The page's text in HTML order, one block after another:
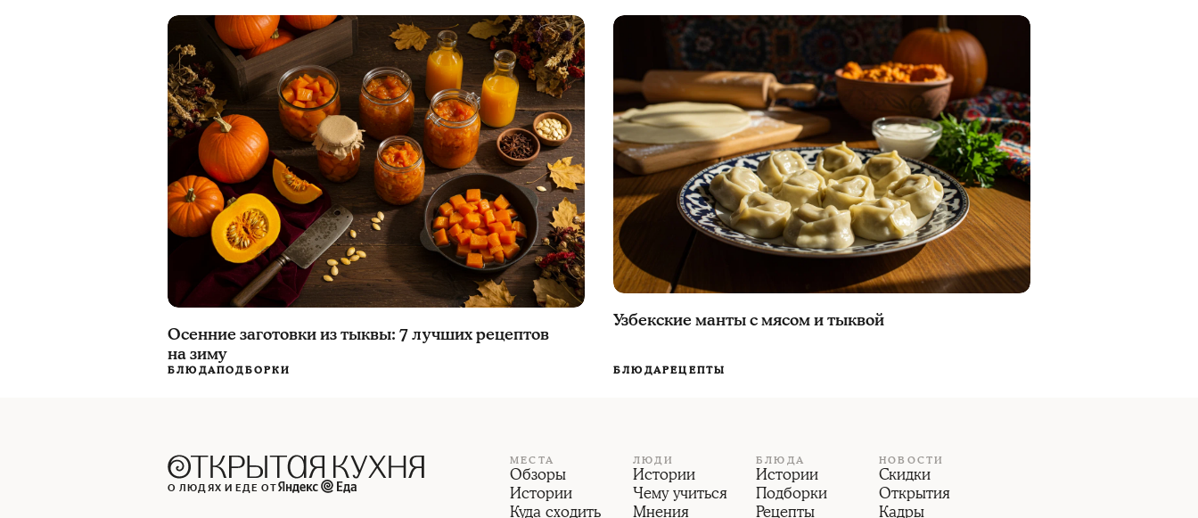
Осенние заготовки из тыквы: 7 лучших рецептов
на зиму
БЛЮДАПОДБОРКИ
Узбекские манты с мясом и тыквой
БЛЮДАРЕЦЕПТЫ
О ЛЮДЯХ И ЕДЕ ОТ
МЕСТА
Обзоры
Истории
Куда сходить
ЛЮДИ
Истории
Чему учиться
Мнения
БЛЮДА
Истории
Подборки
Рецепты
НОВОСТИ
Скидки
Открытия
Кадры